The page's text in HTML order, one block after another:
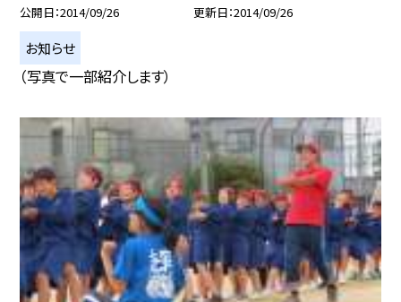
公開日 2014/09/26 更新日 2014/09/26
お知らせ
（写真で一部紹介します）